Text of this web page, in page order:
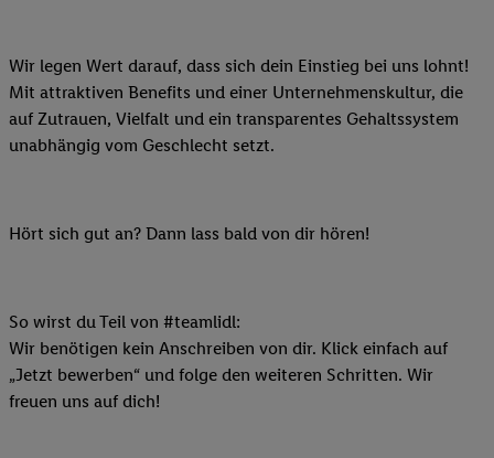
Wir legen Wert darauf, dass sich dein Einstieg bei uns lohnt!
Mit attraktiven Benefits und einer Unternehmenskultur, die
auf Zutrauen, Vielfalt und ein transparentes Gehaltssystem
unabhängig vom Geschlecht setzt.
Hört sich gut an? Dann lass bald von dir hören!
So wirst du Teil von #teamlidl:
Wir benötigen kein Anschreiben von dir. Klick einfach auf
„Jetzt bewerben“ und folge den weiteren Schritten. Wir
freuen uns auf dich!